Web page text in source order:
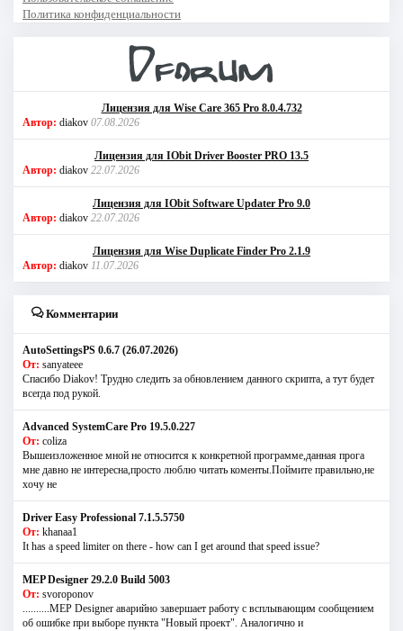
Политика конфиденциальности
Лицензия для Wise Care 365 Pro 8.0.4.732
Автор: diakov 07.08.2026
Лицензия для IObit Driver Booster PRO 13.5
Автор: diakov 22.07.2026
Лицензия для IObit Software Updater Pro 9.0
Автор: diakov 22.07.2026
Лицензия для Wise Duplicate Finder Pro 2.1.9
Автор: diakov 11.07.2026
Комментарии
AutoSettingsPS 0.6.7 (26.07.2026)
От: sanyateee
Спасибо Diakov! Трудно следить за обновлением данного скрипта, а тут будет
всегда под рукой.
Advanced SystemCare Pro 19.5.0.227
От: coliza
Вышеизложенное мной не относится к конкретной программе,данная прога
мне давно не интересна,просто люблю читать коменты.Поймите правильно,не
хочу не
Driver Easy Professional 7.1.5.5750
От: khanaa1
It has a speed limiter on there - how can I get around that speed issue?
MEP Designer 29.2.0 Build 5003
От: svoroponov
..........MEP Designer аварийно завершает работу с всплывающим сообщением
об ошибке при выборе пункта "Новый проект". Аналогично и